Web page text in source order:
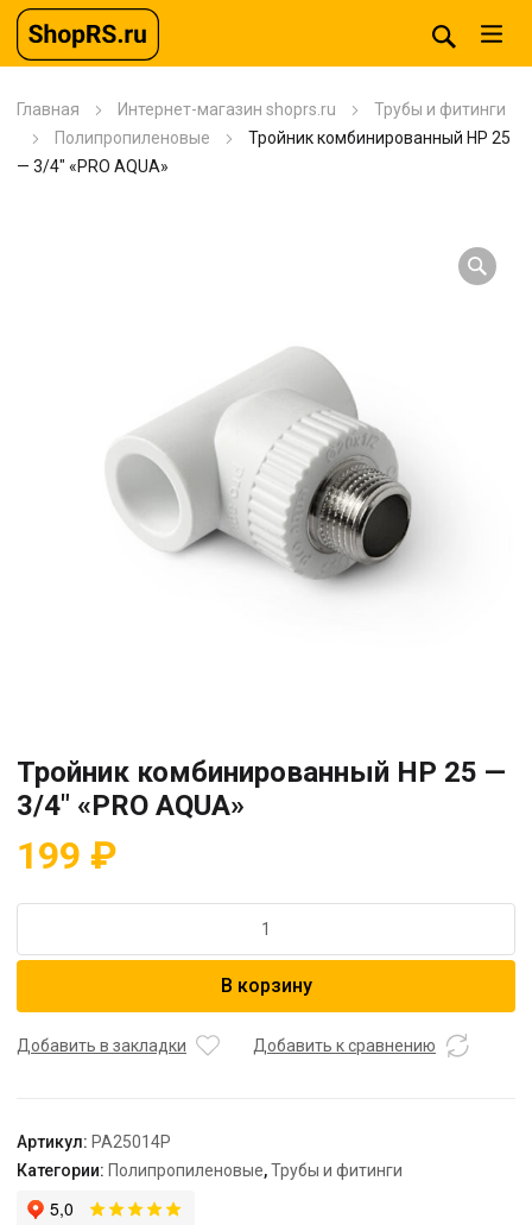
Главная Интернет-магазин shoprs.ru
Трубы и фитинги
Полипропиленовые
Тройник комбинированный HP 25
— 3/4″ «PRO AQUA»
Тройник комбинированный HP 25 —
3/4″ «PRO AQUA»
199 ₽
Тройник
25
AQUA"
В корзину
Добавить в закладки Добавить к сравнению
Артикул: PA25014P
Категории: Полипропиленовые,Трубы и фитинги